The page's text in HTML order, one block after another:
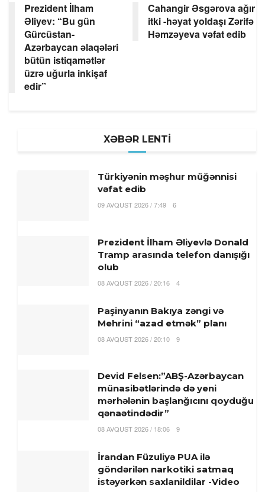
Prezident İlham
Əliyev: “Bu gün
Gürcüstan-
Azərbaycan əlaqələri
bütün istiqamətlər
üzrə uğurla inkişaf
edir”
Cahangir Əsgərova ağır
itki -həyat yoldaşı Zərifə
Həmzəyeva vəfat edib
XƏBƏR LENTİ
Türkiyənin məşhur müğənnisi
vəfat edib
09 AVQUST 2026 / 7:49 6
Prezident İlham Əliyevlə Donald
Tramp arasında telefon danışığı
olub
08 AVQUST 2026 / 20:16 4
Paşinyanın Bakıya zəngi və
Mehrini “azad etmək” planı
08 AVQUST 2026 / 20:10 9
Devid Felsen:”ABŞ-Azərbaycan
münasibətlərində də yeni
mərhələnin başlanğıcını qoyduğu
qənaətindədir”
08 AVQUST 2026 / 18:06 9
İrandan Füzuliyə PUA ilə
göndərilən narkotiki satmaq
istəyərkən saxlanildilar -Video